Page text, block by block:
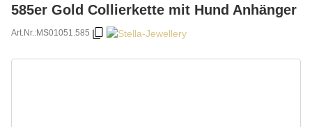
585er Gold Collierkette mit Hund Anhänger
Art.Nr.:MS01051.585